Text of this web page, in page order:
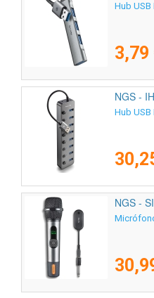
Hub USB
3,79
NGS -
Hub USB
NGS -